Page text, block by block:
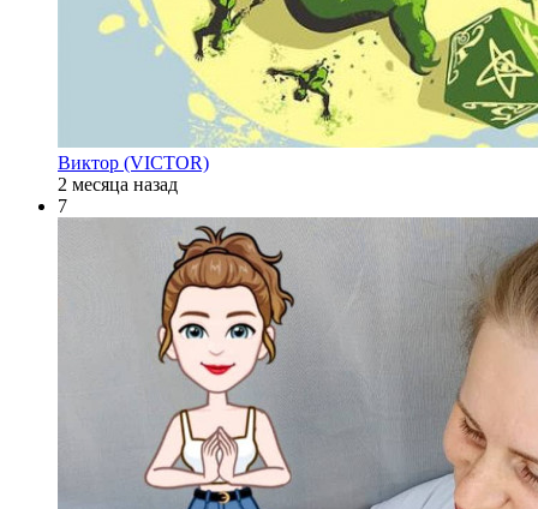
Виктор (VICTOR)
2 месяца назад
7